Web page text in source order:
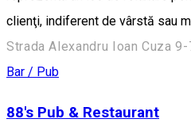
clienţi, indiferent de vârstă sau
Bar / Pub
88's Pub & Restaurant